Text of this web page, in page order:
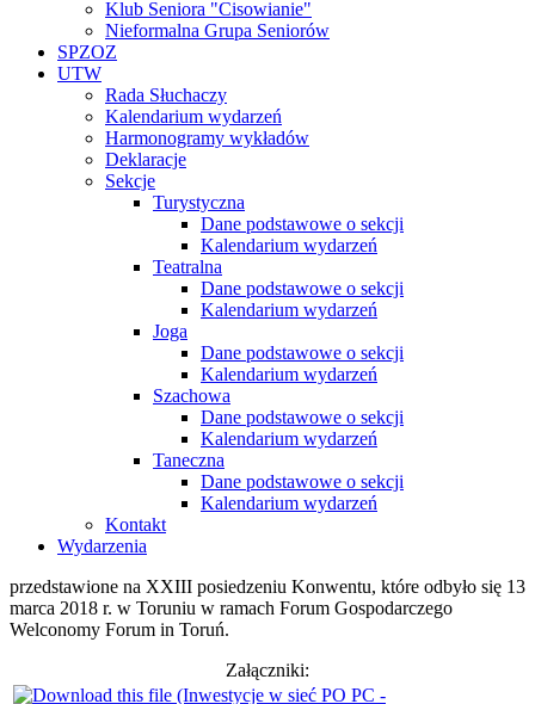
Klub Seniora "Cisowianie"
Nieformalna Grupa Seniorów
SPZOZ
UTW
Rada Słuchaczy
Kalendarium wydarzeń
Harmonogramy wykładów
Deklaracje
Sekcje
Turystyczna
Dane podstawowe o sekcji
Kalendarium wydarzeń
Teatralna
Dane podstawowe o sekcji
Kalendarium wydarzeń
Joga
Dane podstawowe o sekcji
Kalendarium wydarzeń
Szachowa
Dane podstawowe o sekcji
Kalendarium wydarzeń
Taneczna
Dane podstawowe o sekcji
Kalendarium wydarzeń
Kontakt
Wydarzenia
przedstawione na XXIII posiedzeniu Konwentu, które odbyło się 13
marca 2018 r. w Toruniu w ramach Forum Gospodarczego
Welconomy Forum in Toruń.
Załączniki: